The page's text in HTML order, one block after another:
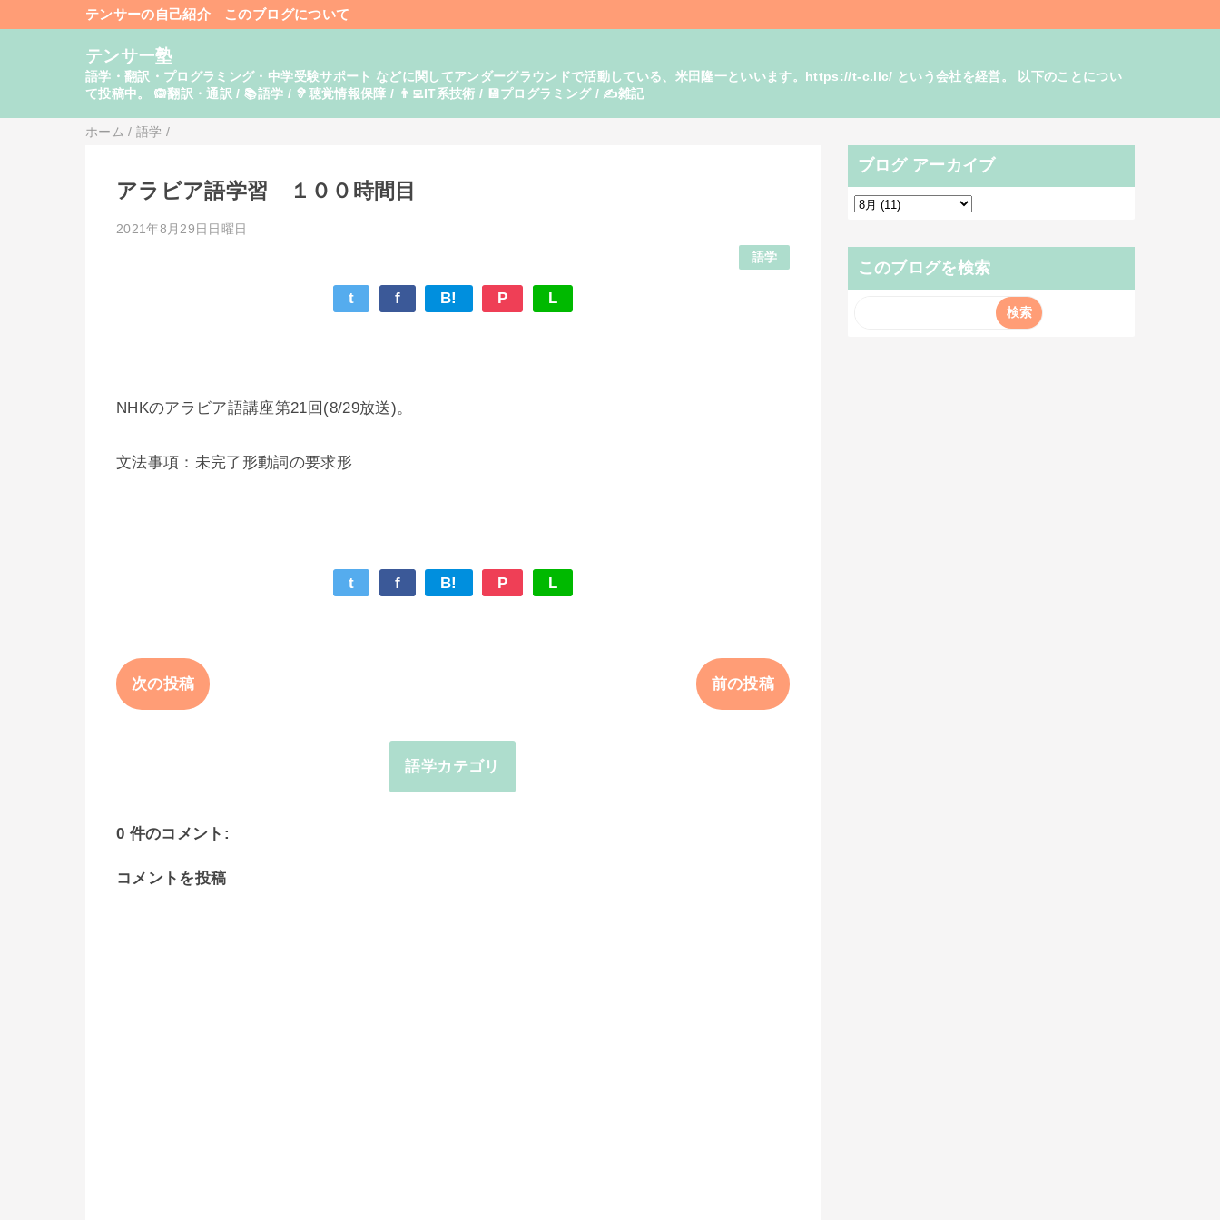
テンサーの自己紹介 このブログについて
テンサー塾
語学・翻訳・プログラミング・中学受験サポート などに関してアンダーグラウンドで活動している、米田隆一といいます。https://t-c.llc/ という会社を経営。 以下のことについ
て投稿中。 🙉翻訳・通訳 / 📚語学 / 🦻聴覚情報保障 / 👨‍💻IT系技術 / 💾プログラミング / ✍️雑記
ホーム /語学 /
アラビア語学習 １００時間目
2021年8月29日日曜日
語学
t f B! P L
NHKのアラビア語講座第21回(8/29放送)。
文法事項：未完了形動詞の要求形
t f B! P L
次の投稿 前の投稿
語学カテゴリ
0 件のコメント:
コメントを投稿
ブログ アーカイブ
このブログを検索